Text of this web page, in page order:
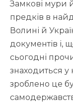
Замкові мури
предків в
Волині й
документів і,
сьогодні
знаходиться у
зроблено це